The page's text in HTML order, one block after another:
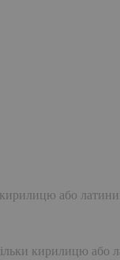
кирилицю або
кирилицю або